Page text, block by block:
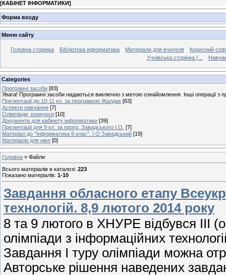
[КАБІНЕТ ІНФОРМАТИКИ]
Форма входу
Меню сайту
Головна сторінка Бібліотека інформатика Матеріали для вчителя
Корисний
Учнівська сторінка (...
Categories
Програмні засоби [83]
Увага! Програмні засоби надаються виключно з метою ознайомлення. Інші операції з
Презентації до 10-11 кл. за програмою Жалдак [63]
Аспекти навчання [7]
Олімпіади, конкурси [10]
Документи для кабінету інформатики [39]
Презентації для 9 кл. за прогр. Завадського І.О. [7]
Матеріал до "Інформатика 9 клас". І.О.Завадський [19]
Матеріали для нмп [0]
Головна » Файли
Всього матеріалів в каталозі: 223
Показано матеріалів: 1-10
Завдання обласного етапу
технологій. 8,9 лютого 2014 року
8 та 9 лютого в ХНУРЕ відбувся ІІІ
олімпіади з інформаційних
Завдання І туру олімпіади можна
Авторське рішення наведених